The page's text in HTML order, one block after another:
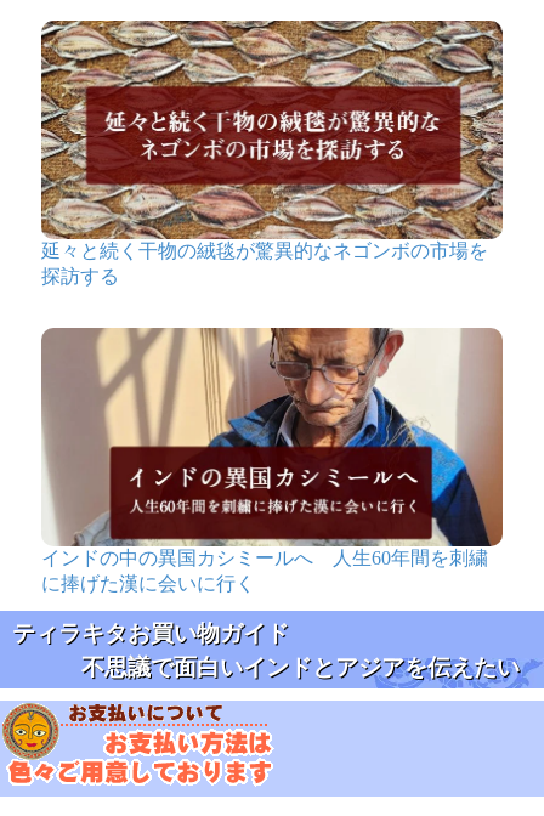
延々と続く干物の絨毯が驚異的なネゴンボの市場を
探訪する
インドの中の異国カシミールへ 人生60年間を刺繍
に捧げた漢に会いに行く
ティラキタお買い物ガイド
不思議で面白いインドとアジアを伝えたい